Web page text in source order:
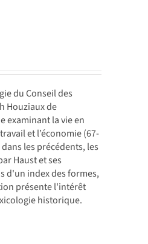
du Conseil des
Houziaux de
examinant la vie en
et l’économie (67-
les précédents, les
Haust et ses
d'un index des formes,
présente l'intérêt
historique.